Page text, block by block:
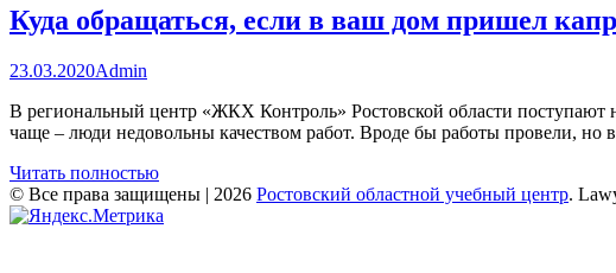
Куда обращаться, если в ваш дом пришел
23.03.2020Admin
В региональный центр «ЖКХ Контроль» Ростовской области
чаще – люди недовольны качеством работ. Вроде бы работы провели, но
Читать полностью
© Все права защищены | 2026 Ростовский областной учебный центр.